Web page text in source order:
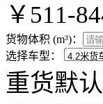
￥511-
货物体积 (m³)：
选择车型：
重货默